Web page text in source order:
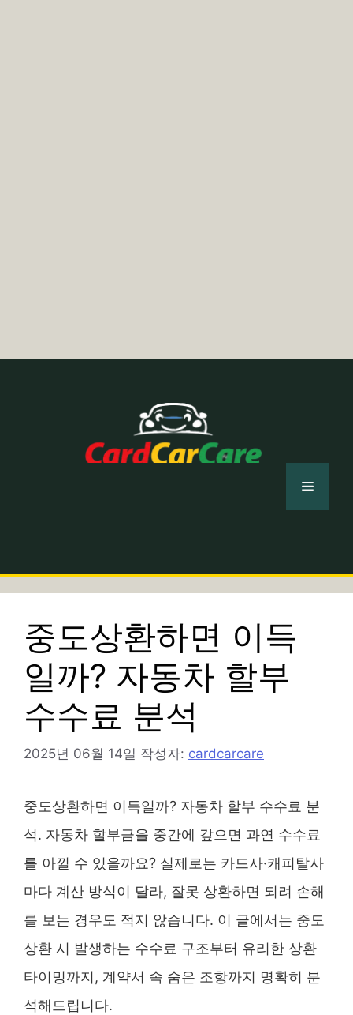
메
중도상환하면 이득
일까? 자동차 할부
수수료 분석
2025년 06월 14일 작성자: cardcarcare
중도상환하면 이득일까? 자동차 할부 수수료 분
석. 자동차 할부금을 중간에 갚으면 과연 수수료
를 아낄 수 있을까요? 실제로는 카드사·캐피탈사
마다 계산 방식이 달라, 잘못 상환하면 되려 손해
를 보는 경우도 적지 않습니다. 이 글에서는 중도
상환 시 발생하는 수수료 구조부터 유리한 상환
타이밍까지, 계약서 속 숨은 조항까지 명확히 분
석해드립니다.